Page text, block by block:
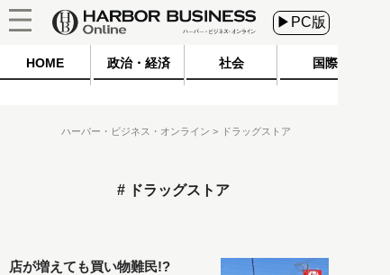
▶PC版
HOME 政治・経済 社会 国際
ハーバー・ビジネス・オンライン ドラッグストア
ドラッグストア
店が増えても買い物難民!?